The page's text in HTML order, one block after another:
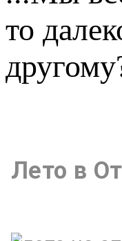
то
Лето в